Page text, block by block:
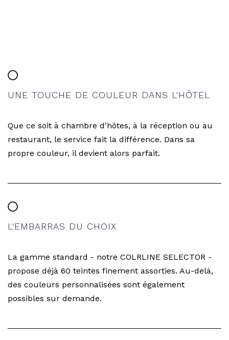
UNE TOUCHE DE COULEUR DANS L'HÔTEL
Que ce soit à chambre d'hôtes, à la réception ou au
restaurant, le service fait la différence. Dans sa
propre couleur, il devient alors parfait.
L'EMBARRAS DU CHOIX
La gamme standard - notre COLRLINE SELECTOR -
propose déjà 60 teintes finement assorties. Au-delà,
des couleurs personnalisées sont également
possibles sur demande.